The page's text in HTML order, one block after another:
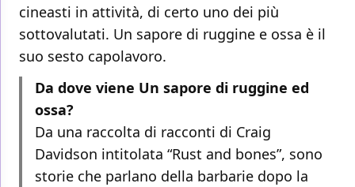
cineasti in attività, di certo uno dei più
sottovalutati. Un sapore di ruggine e ossa è il
suo sesto capolavoro.
Da dove viene Un sapore di ruggine ed
ossa?
Da una raccolta di racconti di Craig
Davidson intitolata “Rust and bones”, sono
storie che parlano della barbarie dopo la